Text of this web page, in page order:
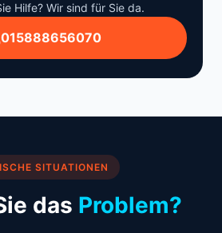
Hilfe? Wir sind für Sie da.
015888656070
SITUATIONEN
das Problem?